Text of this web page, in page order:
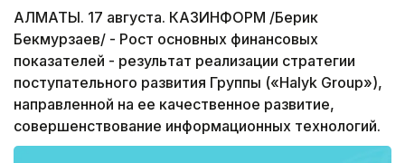
АЛМАТЫ. 17 августа. КАЗИНФОРМ /Берик
Бекмурзаев/ - Рост основных финансовых
показателей - результат реализации стратегии
поступательного развития Группы («Halyk Grouр»),
направленной на ее качественное развитие,
совершенствование информационных технологий.